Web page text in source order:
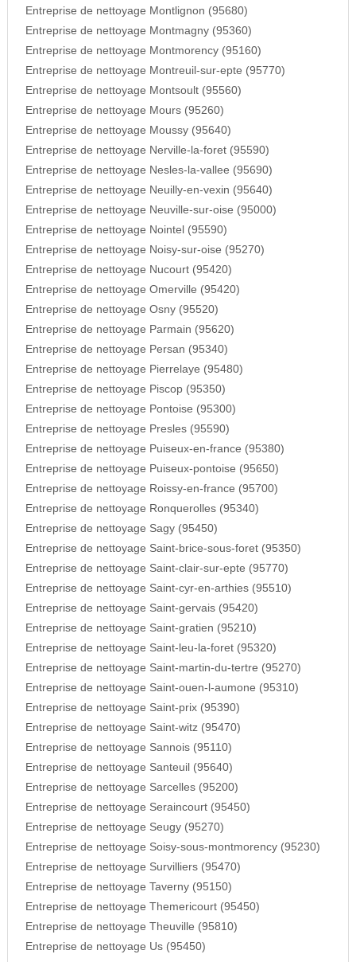
Entreprise de nettoyage Montlignon (95680)
Entreprise de nettoyage Montmagny (95360)
Entreprise de nettoyage Montmorency (95160)
Entreprise de nettoyage Montreuil-sur-epte (95770)
Entreprise de nettoyage Montsoult (95560)
Entreprise de nettoyage Mours (95260)
Entreprise de nettoyage Moussy (95640)
Entreprise de nettoyage Nerville-la-foret (95590)
Entreprise de nettoyage Nesles-la-vallee (95690)
Entreprise de nettoyage Neuilly-en-vexin (95640)
Entreprise de nettoyage Neuville-sur-oise (95000)
Entreprise de nettoyage Nointel (95590)
Entreprise de nettoyage Noisy-sur-oise (95270)
Entreprise de nettoyage Nucourt (95420)
Entreprise de nettoyage Omerville (95420)
Entreprise de nettoyage Osny (95520)
Entreprise de nettoyage Parmain (95620)
Entreprise de nettoyage Persan (95340)
Entreprise de nettoyage Pierrelaye (95480)
Entreprise de nettoyage Piscop (95350)
Entreprise de nettoyage Pontoise (95300)
Entreprise de nettoyage Presles (95590)
Entreprise de nettoyage Puiseux-en-france (95380)
Entreprise de nettoyage Puiseux-pontoise (95650)
Entreprise de nettoyage Roissy-en-france (95700)
Entreprise de nettoyage Ronquerolles (95340)
Entreprise de nettoyage Sagy (95450)
Entreprise de nettoyage Saint-brice-sous-foret (95350)
Entreprise de nettoyage Saint-clair-sur-epte (95770)
Entreprise de nettoyage Saint-cyr-en-arthies (95510)
Entreprise de nettoyage Saint-gervais (95420)
Entreprise de nettoyage Saint-gratien (95210)
Entreprise de nettoyage Saint-leu-la-foret (95320)
Entreprise de nettoyage Saint-martin-du-tertre (95270)
Entreprise de nettoyage Saint-ouen-l-aumone (95310)
Entreprise de nettoyage Saint-prix (95390)
Entreprise de nettoyage Saint-witz (95470)
Entreprise de nettoyage Sannois (95110)
Entreprise de nettoyage Santeuil (95640)
Entreprise de nettoyage Sarcelles (95200)
Entreprise de nettoyage Seraincourt (95450)
Entreprise de nettoyage Seugy (95270)
Entreprise de nettoyage Soisy-sous-montmorency (95230)
Entreprise de nettoyage Survilliers (95470)
Entreprise de nettoyage Taverny (95150)
Entreprise de nettoyage Themericourt (95450)
Entreprise de nettoyage Theuville (95810)
Entreprise de nettoyage Us (95450)